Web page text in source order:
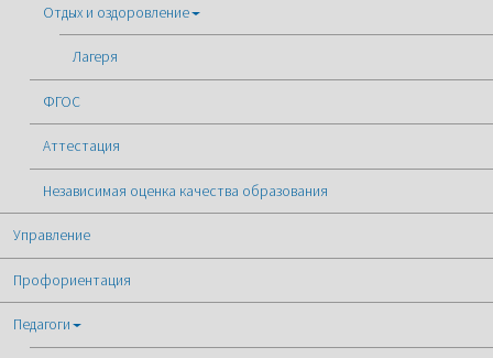
Отдых и оздоровление
Лагеря
ФГОС
Аттестация
Независимая оценка качества образования
Управление
Профориентация
Педагоги